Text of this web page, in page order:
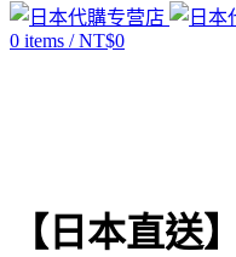
0 items / NT$0
【日本直送